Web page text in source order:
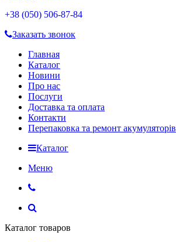
+38 (050) 506-87-84
Заказать звонок
Главная
Каталог
Новини
Про нас
Послуги
Доставка та оплата
Контакти
Перепаковка та ремонт акумуляторів
Каталог
Меню
Каталог товаров